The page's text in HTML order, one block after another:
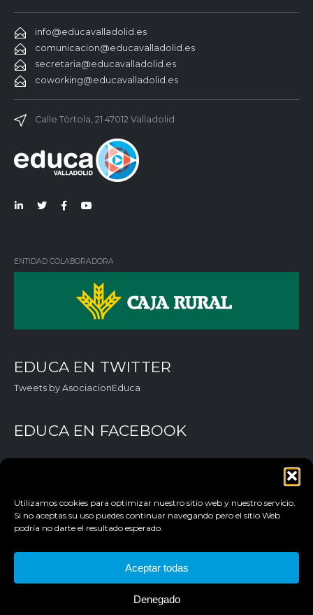
Utilizamos cookies para optimizar nuestro sitio web y nuestro servicio.
Si no aceptas su uso puedes continuar navegando pero el sitio Web
podría no darte el resultado esperado.
Aceptar todas
Denegado
info@educavalladolid.es
comunicacion@educavalladolid.es
secretaria@educavalladolid.es
coworking@educavalladolid.es
Calle Tórtola, 21 47012 Valladolid
ENTIDAD COLABORADORA
EDUCA EN TWITTER
Tweets by AsociacionEduca
EDUCA EN FACEBOOK